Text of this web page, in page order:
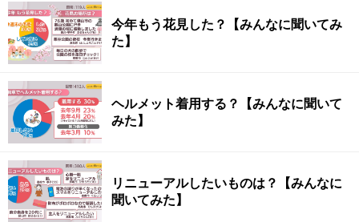
今年もう花見した？【みんなに聞いてみ
た】
ヘルメット着用する？【みんなに聞いて
みた】
リニューアルしたいものは？【みんなに
聞いてみた】